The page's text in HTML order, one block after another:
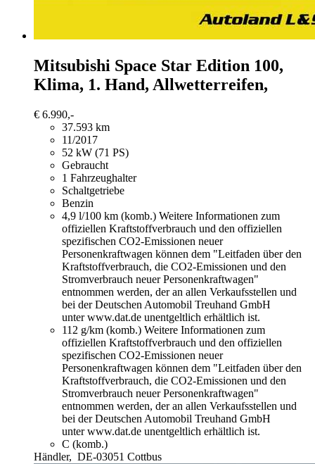
Mitsubishi Space Star Edition 100,
Klima, 1. Hand, Allwetterreifen,
€ 6.990,-
37.593 km
11/2017
52 kW (71 PS)
Gebraucht
1 Fahrzeughalter
Schaltgetriebe
Benzin
4,9 l/100 km (komb.) Weitere Informationen zum
offiziellen Kraftstoffverbrauch und den offiziellen
spezifischen CO2-Emissionen neuer
Personenkraftwagen können dem "Leitfaden über den
Kraftstoffverbrauch, die CO2-Emissionen und den
Stromverbrauch neuer Personenkraftwagen"
entnommen werden, der an allen Verkaufsstellen und
bei der Deutschen Automobil Treuhand GmbH
unter www.dat.de unentgeltlich erhältlich ist.
112 g/km (komb.) Weitere Informationen zum
offiziellen Kraftstoffverbrauch und den offiziellen
spezifischen CO2-Emissionen neuer
Personenkraftwagen können dem "Leitfaden über den
Kraftstoffverbrauch, die CO2-Emissionen und den
Stromverbrauch neuer Personenkraftwagen"
entnommen werden, der an allen Verkaufsstellen und
bei der Deutschen Automobil Treuhand GmbH
unter www.dat.de unentgeltlich erhältlich ist.
C (komb.)
Händler, DE-03051 Cottbus